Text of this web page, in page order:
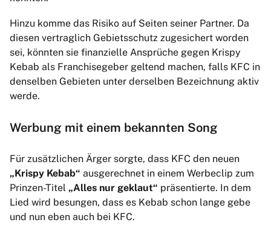
Hinzu komme das Risiko auf Seiten seiner Partner. Da
diesen vertraglich Gebietsschutz zugesichert worden
sei, könnten sie finanzielle Ansprüche gegen Krispy
Kebab als Franchisegeber geltend machen, falls KFC in
denselben Gebieten unter derselben Bezeichnung aktiv
werde.
Werbung mit einem bekannten Song
Für zusätzlichen Ärger sorgte, dass KFC den neuen
„Krispy Kebab“ ausgerechnet in einem Werbeclip zum
Prinzen-Titel „Alles nur geklaut“ präsentierte. In dem
Lied wird besungen, dass es Kebab schon lange gebe
und nun eben auch bei KFC.